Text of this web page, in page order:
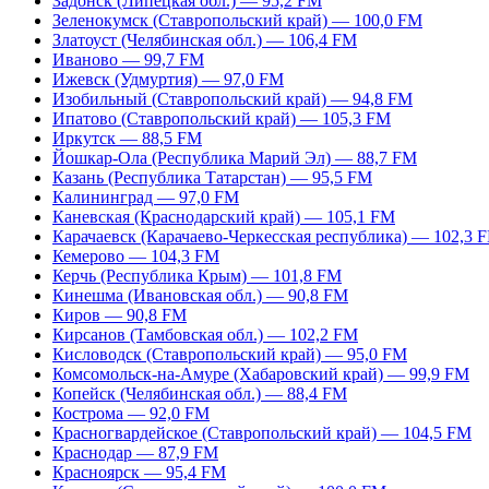
Зеленокумск (Ставропольский край) — 100,0 FM
Златоуст (Челябинская обл.) — 106,4 FM
Иваново — 99,7 FM
Ижевск (Удмуртия) — 97,0 FM
Изобильный (Ставропольский край) — 94,8 FM
Ипатово (Ставропольский край) — 105,3 FM
Иркутск — 88,5 FM
Йошкар-Ола (Республика Марий Эл) — 88,7 FM
Казань (Республика Татарстан) — 95,5 FM
Калининград — 97,0 FM
Каневская (Краснодарский край) — 105,1 FM
Карачаевск (Карачаево-Черкесская республика) — 102,3
Кемерово — 104,3 FM
Керчь (Республика Крым) — 101,8 FM
Кинешма (Ивановская обл.) — 90,8 FM
Киров — 90,8 FM
Кирсанов (Тамбовская обл.) — 102,2 FM
Кисловодск (Ставропольский край) — 95,0 FM
Комсомольск-на-Амуре (Хабаровский край) — 99,9 FM
Копейск (Челябинская обл.) — 88,4 FM
Кострома — 92,0 FM
Красногвардейское (Ставропольский край) — 104,5 FM
Краснодар — 87,9 FM
Красноярск — 95,4 FM